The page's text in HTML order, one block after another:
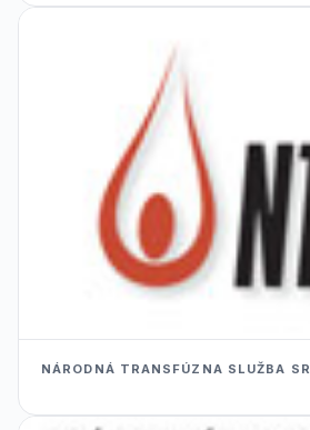
NÁRODNÁ TRANSFÚZNA SLUŽBA SR